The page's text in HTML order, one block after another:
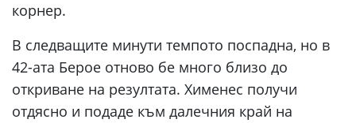
корнер.
В следващите минути темпото поспадна, но в
42-ата Берое отново бе много близо до
откриване на резултата. Хименес получи
отдясно и подаде към далечния край на